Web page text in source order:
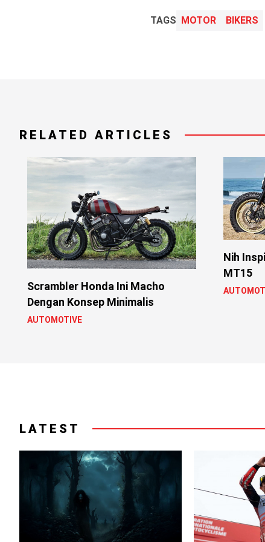
TAGS MOTOR BIKERS
RELATED ARTICLES
Scrambler Honda Ini Macho
Dengan Konsep Minimalis
AUTOMOTIVE
Nih
MT15
LATEST